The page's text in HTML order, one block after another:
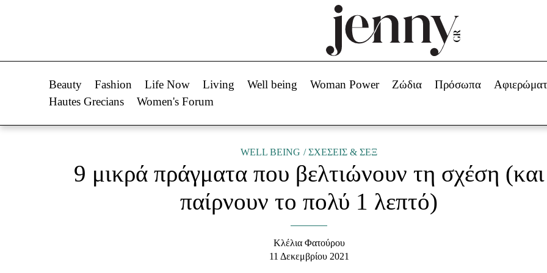
Styling Tips
Fashion News
Beauty -
Ομορφιά
Skincare
Μακιγιάζ
Woman Power Πρόσωπα
Celebrities
Ζώδια
Beauty Fashion Life Now Living Well being Woman Power Ζώδια Πρόσωπα
Hautes Grecians
Women's Forum
WELL BEING ΣΧΕΣΕΙΣ & ΣΕΞ
9 μικρά πράγματα που βελτιώνουν τη σχέση (και
παίρνουν το πολύ 1 λεπτό)
Κλέλια Φατούρου
11 Δεκεμβρίου 2021